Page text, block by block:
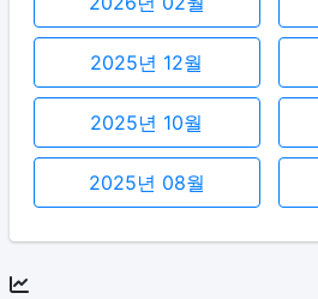
2025년 12월
2025년 10월
2025년 08월